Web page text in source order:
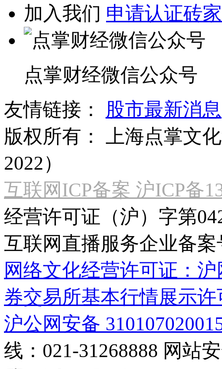
加入我们 申请认证砖家
点掌财经微信公众号
友情链接：
股市最新消息
版权所有：
上海点掌文
2022）
互联网ICP备案 沪ICP备
经营许可证（沪）字第
互联网直播服务企业备案
网络文化经营许可证：
券交易所基本行情展示许
沪公网安备
线：021-31268888 网站